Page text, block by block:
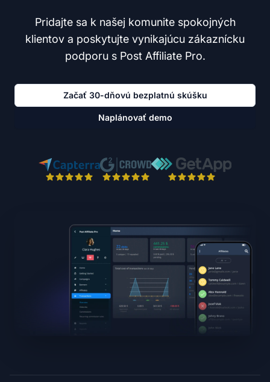
Pridajte sa k našej komunite spokojných
klientov a poskytujte vynikajúcu zákaznícku
podporu s Post Affiliate Pro.
Začať 30-dňovú bezplatnú skúšku
Naplánovať demo